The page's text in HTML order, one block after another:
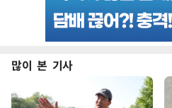
많이 본 기사